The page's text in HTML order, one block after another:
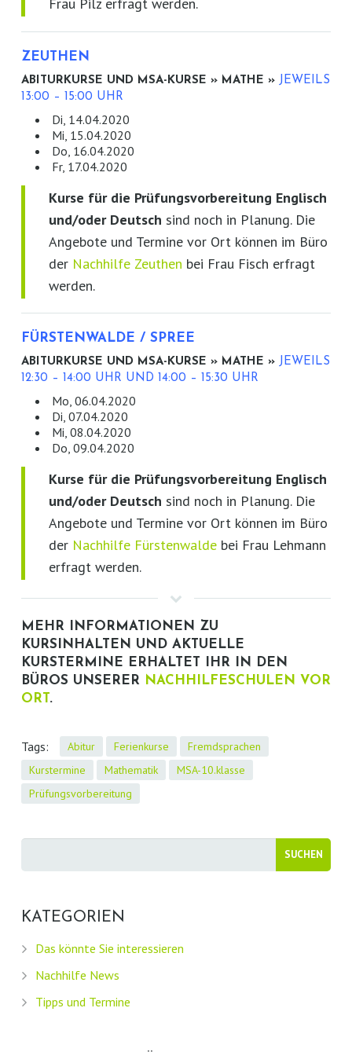
ZEUTHEN
ABITURKURSE UND MSA-KURSE » MATHE » JEWEILS
13:00 – 15:00 UHR
Di, 14.04.2020
Mi, 15.04.2020
Do, 16.04.2020
Fr, 17.04.2020
Kurse für die Prüfungsvorbereitung Englisch
und/oder Deutsch sind noch in Planung. Die
Angebote und Termine vor Ort können im Büro
der Nachhilfe Zeuthen bei Frau Fisch erfragt
werden.
FÜRSTENWALDE / SPREE
ABITURKURSE UND MSA-KURSE » MATHE » JEWEILS
12:30 – 14:00 UHR UND 14:00 – 15:30 UHR
Mo, 06.04.2020
Di, 07.04.2020
Mi, 08.04.2020
Do, 09.04.2020
Kurse für die Prüfungsvorbereitung Englisch
und/oder Deutsch sind noch in Planung. Die
Angebote und Termine vor Ort können im Büro
der Nachhilfe Fürstenwaldebei Frau Lehmann
erfragt werden.
MEHR INFORMATIONEN ZU
KURSINHALTEN UND AKTUELLE
KURSTERMINE ERHALTET IHR IN DEN
BÜROS UNSERER
NACHHILFESCHULEN VOR
ORT .
Tags: Abitur Ferienkurse
Fremdsprachen
Kurstermine
Mathematik
MSA-10.klasse
Prüfungsvorbereitung
KATEGORIEN
Das könnte Sie interessieren
Nachhilfe News
Tipps und Termine